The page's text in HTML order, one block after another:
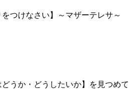
つけなさい】～マザーテレサ～
うか・どうしたいか】を見つめて